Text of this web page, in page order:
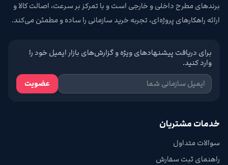
برندهای مطرح داخلی و خارجی است و با تمرکز بر سرعت، اصالت کالا و
ارائه راهکارهای پروژه‌ای، تجربه خرید سازمانی را ساده و مطمئن می‌کند.
برای دریافت پیشنهادهای ویژه و گزارش‌های بازار ایمیل خود را
وارد کنید.
عضویت
خدمات مشتریان
سوالات متداول
راهنمای ثبت سفارش